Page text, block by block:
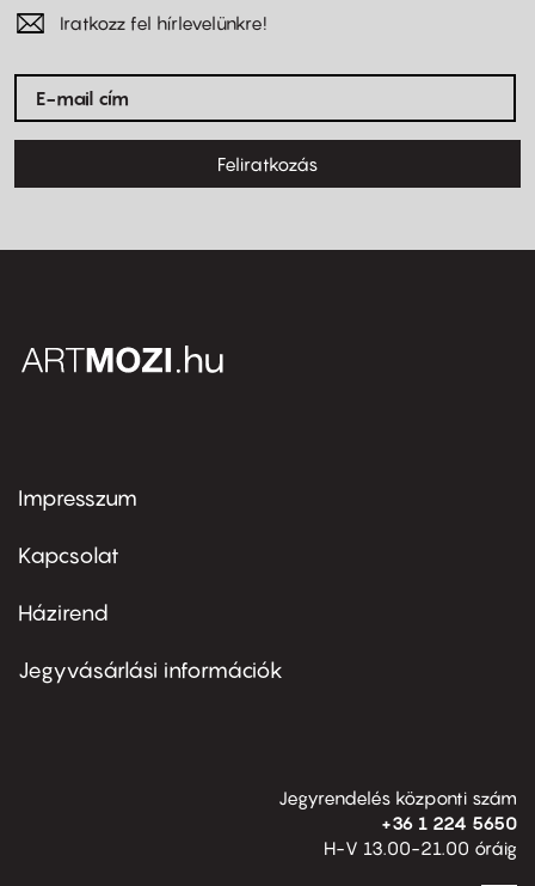
Iratkozz fel hírlevelünkre!
Feliratkozás
Footer
first
Impresszum
Kapcsolat
Footer
second
Házirend
Jegyvásárlási információk
Jegyrendelés központi szám
+36 1 224 5650
H-V 13.00-21.00 óráig